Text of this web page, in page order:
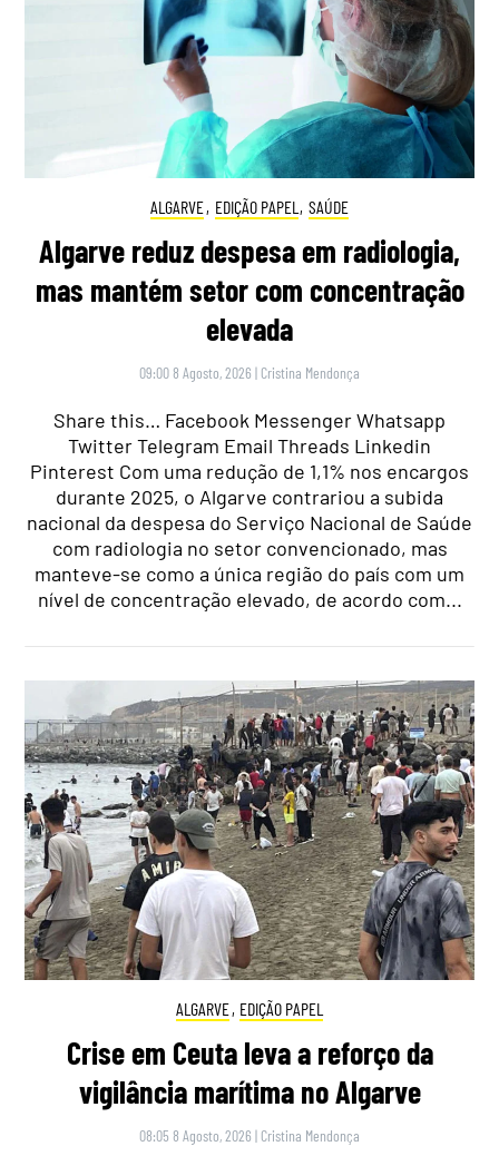
ALGARVE, EDIÇÃO PAPEL , SAÚDE
Algarve reduz despesa em radiologia,
mas mantém setor com concentração
elevada
09:00 8 Agosto, 2026 | Cristina Mendonça
Share this… Facebook Messenger Whatsapp
Twitter Telegram Email Threads Linkedin
Pinterest Com uma redução de 1,1% nos encargos
durante 2025, o Algarve contrariou a subida
nacional da despesa do Serviço Nacional de Saúde
com radiologia no setor convencionado, mas
manteve-se como a única região do país com um
nível de concentração elevado, de acordo com...
ALGARVE, EDIÇÃO PAPEL
Crise em Ceuta leva a reforço da
vigilância marítima no Algarve
08:05 8 Agosto, 2026 | Cristina Mendonça